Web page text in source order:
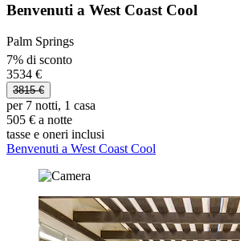
Benvenuti a West Coast Cool
Palm Springs
7% di sconto
3534 €
3815 €
per 7 notti, 1 casa
505 € a notte
tasse e oneri inclusi
Benvenuti a West Coast Cool